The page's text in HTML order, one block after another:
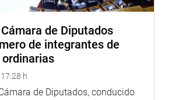
de Diputados
de integrantes de
h
de Diputados, conducido